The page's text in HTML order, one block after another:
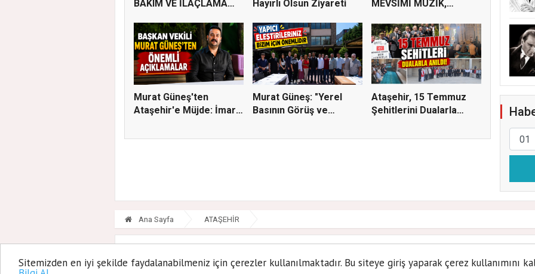
Sitemizden en iyi şekilde faydalanabilmeniz için çerezler kullanılmaktadır. Bu siteye giriş yaparak çerez kullanımını
BAKIM VE İLAÇLAMA
Hayırlı Olsun Ziyareti
MEVSİMİ MÜZİK,
Murat Güneş'ten
Ataşehir'e Müjde: İmar
Murat Güneş: "Yerel
Basının Görüş ve
Ataşehir, 15 Temmuz
Şehitlerini Dualarla
Ana Sayfa ATAŞEHİR
Ataşehir'de Halk Buluşmaları